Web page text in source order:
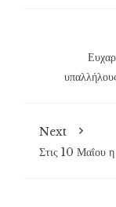
Next
Στις 10 Μαΐου η